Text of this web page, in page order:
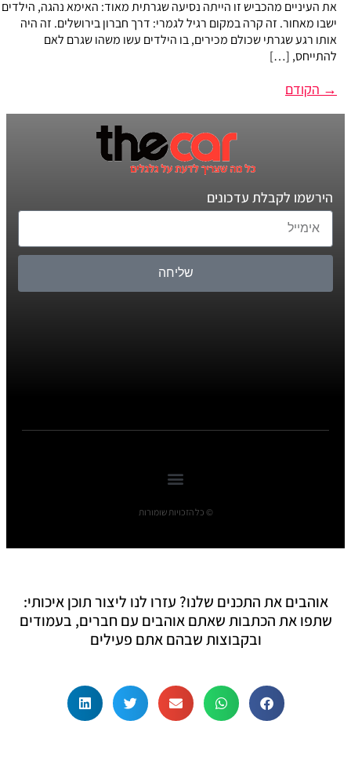
את העיניים מהכביש זו הייתה נסיעה שגרתית מאוד: האימא נהגה, הילדים
ישבו מאחור. זה קרה במקום רגיל לגמרי: דרך חברון בירושלים. זה היה
אותו רגע שגרתי שכולם מכירים, בו הילדים עשו משהו שגרם לאם
להתייחס, […]
→הקודם
הירשמו לקבלת עדכונים
שליחה
© כל הזכויות שומורות
אוהבים את התכנים שלנו? עזרו לנו ליצור תוכן איכותי:
שתפו את הכתבות שאתם אוהבים עם חברים, בעמודים
ובקבוצות שבהם אתם פעילים